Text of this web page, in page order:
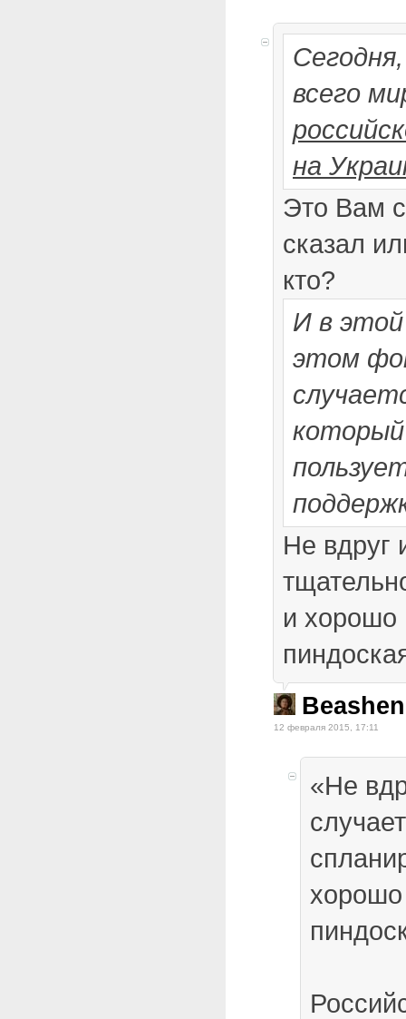
всего
на
Это Вам
сказал
кто?
И в
этом
который
Не вдруг
и хорошо
Beashen
12 февраля 2015, 17:11
«Не
хорошо